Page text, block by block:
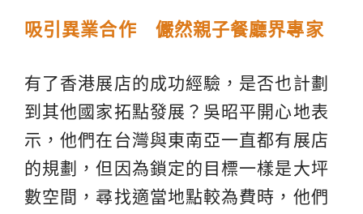
吸引異業合作 儼然親子餐廳界專家
有了香港展店的成功經驗，是否也計劃
到其他國家拓點發展？吳昭平開心地表
示，他們在台灣與東南亞一直都有展店
的規劃，但因為鎖定的目標一樣是大坪
數空間，尋找適當地點較為費時，他們